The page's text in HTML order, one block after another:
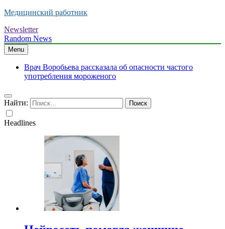
Медицинский работник
Newsletter
Random News
Menu
Врач Воробьева рассказала об опасности частого
употребления мороженого
Найти:
Headlines